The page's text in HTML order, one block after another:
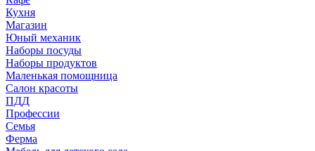
Кухня
Магазин
Юный механик
Наборы посуды
Наборы продуктов
Маленькая помощница
Салон красоты
ПДД
Профессии
Семья
Ферма